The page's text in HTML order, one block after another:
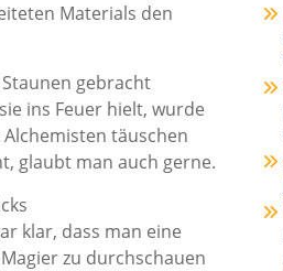
Materials den
gebracht
ins Feuer hielt, wurde
täuschen
glaubt man auch gerne.
klar, dass man eine
zu durchschauen